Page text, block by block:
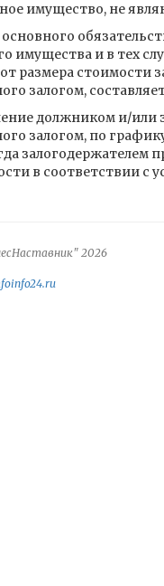
имущество, не
имущества и в тех
размера стоимости
залогом,
должником и/или
залогом, по
в соответствии с
2026